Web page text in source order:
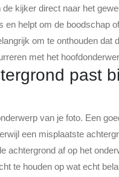
kijker direct naar het
helpt om de boodschap
om te onthouden dat
met het
past
van je foto. Een
een misplaatste
achtergrond af op het
te houden op wat echt